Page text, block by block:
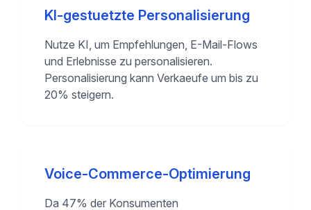
KI-gestuetzte Personalisierung
Nutze KI, um Empfehlungen, E-Mail-Flows
und Erlebnisse zu personalisieren.
Personalisierung kann Verkaeufe um bis zu
20% steigern.
Voice-Commerce-Optimierung
Da 47% der Konsumenten